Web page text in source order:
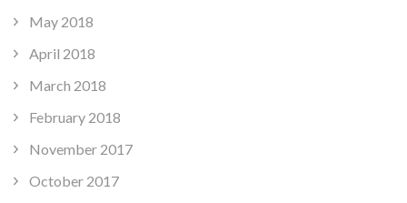
May 2018
April 2018
March 2018
February 2018
November 2017
October 2017